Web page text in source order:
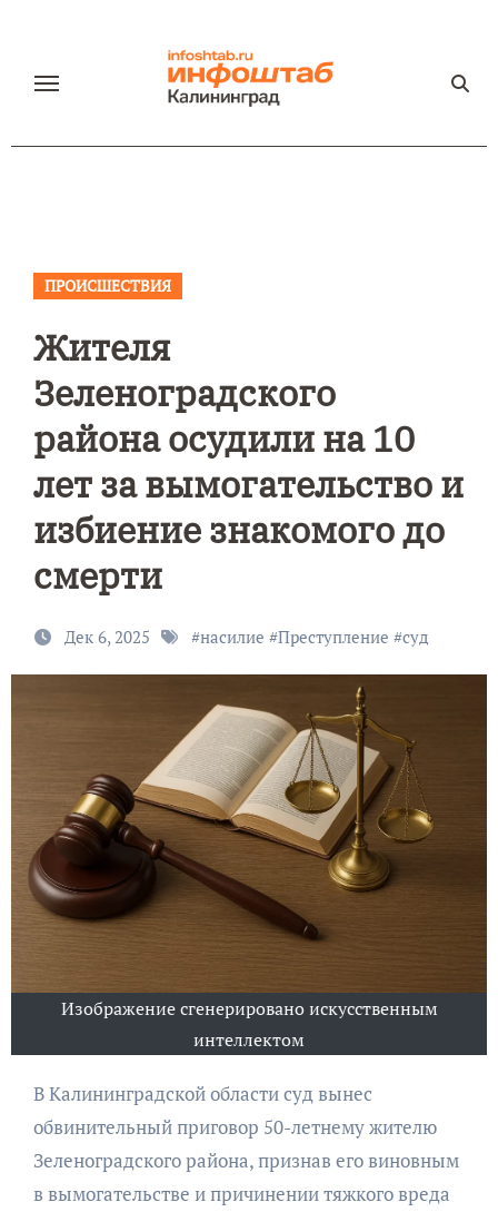
содержанию
ПРОИСШЕСТВИЯ
Жителя
Зеленоградского
района осудили на 10
лет за вымогательство и
избиение знакомого до
смерти
Дек 6, 2025 #насилие #Преступление #суд
Изображение сгенерировано искусственным
интеллектом
В Калининградской области суд вынес
обвинительный приговор 50-летнему жителю
Зеленоградского района, признав его виновным
в вымогательстве и причинении тяжкого вреда